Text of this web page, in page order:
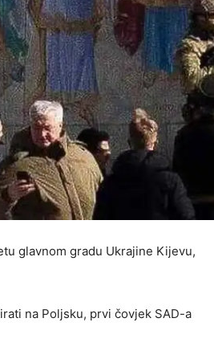
glavnom gradu Ukrajine Kijevu,
na Poljsku, prvi čovjek SAD-a